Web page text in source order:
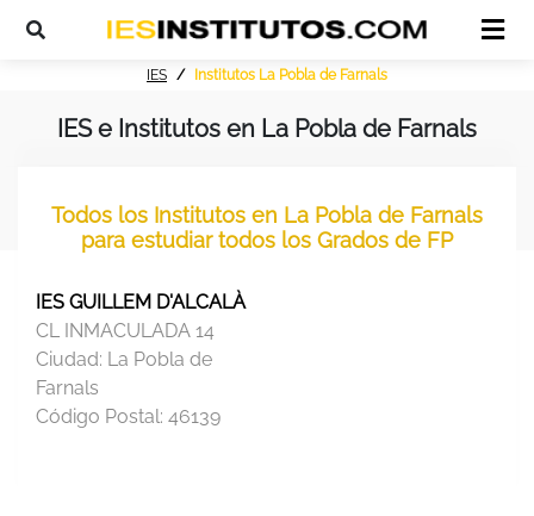
IES Institutos La Pobla de Farnals
IES e Institutos en La Pobla de Farnals
Todos los Institutos en La Pobla de Farnals
para estudiar todos los Grados de FP
IES GUILLEM D'ALCALÀ
CL INMACULADA 14
Ciudad: La Pobla de
Farnals
Código Postal: 46139